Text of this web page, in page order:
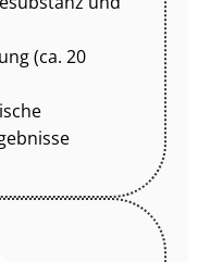
(ca. 20